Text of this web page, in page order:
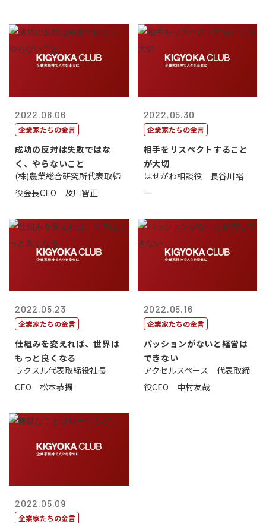
2022.06.06
企業家たちの金言
成功の反対は失敗ではな
く、やらないこと
(株)農業総合研究所代表取締
役会長CEO 及川智正
2022.05.30
企業家たちの金言
相手をリスペクトすること
が大切
はせがわ相談役 長谷川裕
一
2022.05.23
企業家たちの金言
仕組みを変えれば、世界は
もっと良くなる
ラクスル代表取締役社長
CEO 松本恭攝
2022.05.16
企業家たちの金言
パッションがないと経営は
できない
アクセルスペース 代表取締
役CEO 中村友哉
2022.05.09
企業家たちの金言